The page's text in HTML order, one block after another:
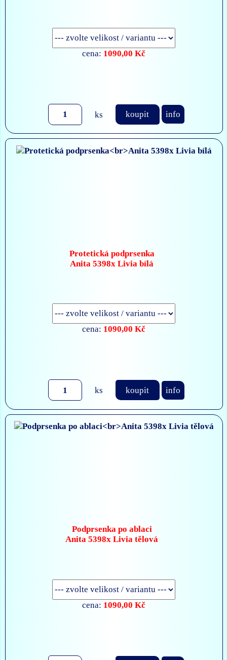
cena: 1090,00 Kč
ks koupit info
Protetická podprsenka
Anita 5398x Livia bílá
cena: 1090,00 Kč
ks koupit info
Podprsenka po ablaci
Anita 5398x Livia tělová
cena: 1090,00 Kč